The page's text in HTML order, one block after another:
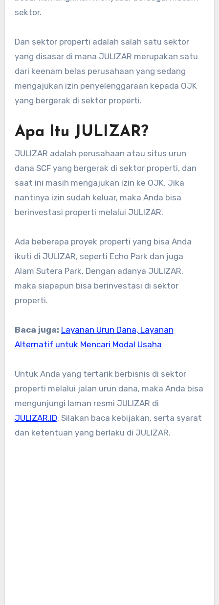
sektor.
Dan sektor properti adalah salah satu sektor
yang disasar di mana JULIZAR merupakan satu
dari keenam belas perusahaan yang sedang
mengajukan izin penyelenggaraan kepada OJK
yang bergerak di sektor properti.
Apa Itu JULIZAR?
JULIZAR adalah perusahaan atau situs urun
dana SCF yang bergerak di sektor properti, dan
saat ini masih mengajukan izin ke OJK. Jika
nantinya izin sudah keluar, maka Anda bisa
berinvestasi properti melalui JULIZAR.
Ada beberapa proyek properti yang bisa Anda
ikuti di JULIZAR, seperti Echo Park dan juga
Alam Sutera Park. Dengan adanya JULIZAR,
maka siapapun bisa berinvestasi di sektor
properti.
Baca juga: Layanan Urun Dana, Layanan
Alternatif untuk Mencari Modal Usaha
Untuk Anda yang tertarik berbisnis di sektor
properti melalui jalan urun dana, maka Anda bisa
mengunjungi laman resmi JULIZAR di
JULIZAR.ID. Silakan baca kebijakan, serta syarat
dan ketentuan yang berlaku di JULIZAR.